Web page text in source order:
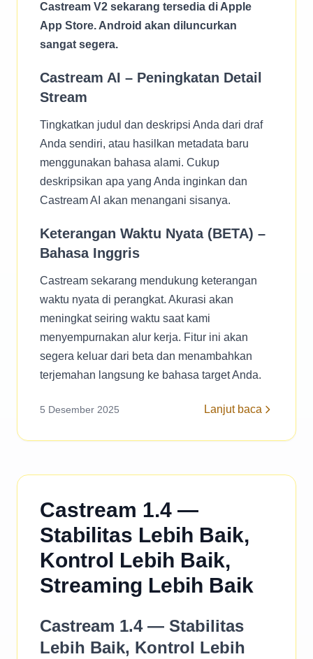
Castream V2 sekarang tersedia di Apple
App Store. Android akan diluncurkan
sangat segera.
Castream AI – Peningkatan Detail
Stream
Tingkatkan judul dan deskripsi Anda dari draf
Anda sendiri, atau hasilkan metadata baru
menggunakan bahasa alami. Cukup
deskripsikan apa yang Anda inginkan dan
Castream AI akan menangani sisanya.
Keterangan Waktu Nyata (BETA) –
Bahasa Inggris
Castream sekarang mendukung keterangan
waktu nyata di perangkat. Akurasi akan
meningkat seiring waktu saat kami
menyempurnakan alur kerja. Fitur ini akan
segera keluar dari beta dan menambahkan
terjemahan langsung ke bahasa target Anda.
5 Desember 2025 Lanjut baca
Castream 1.4 —
Stabilitas Lebih Baik,
Kontrol Lebih Baik,
Streaming Lebih Baik
Castream 1.4 — Stabilitas
Lebih Baik, Kontrol Lebih